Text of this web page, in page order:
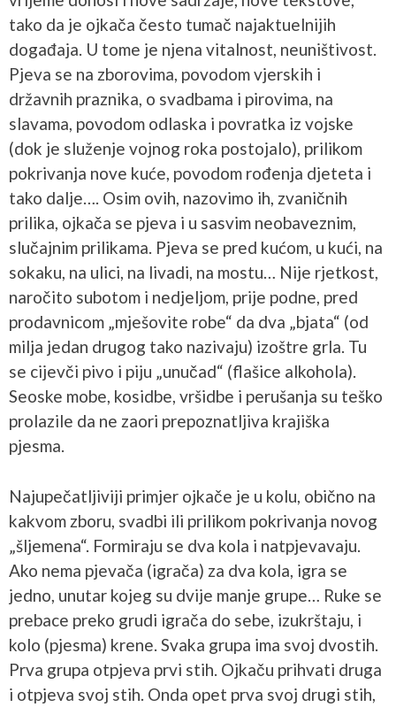
tako da je ojkača često tumač najaktuelnijih
događaja. U tome je njena vitalnost, neuništivost.
Pjeva se na zborovima, povodom vjerskih i
državnih praznika, o svadbama i pirovima, na
slavama, povodom odlaska i povratka iz vojske
(dok je služenje vojnog roka postojalo), prilikom
pokrivanja nove kuće, povodom rođenja djeteta i
tako dalje…. Osim ovih, nazovimo ih, zvaničnih
prilika, ojkača se pjeva i u sasvim neobaveznim,
slučajnim prilikama. Pjeva se pred kućom, u kući, na
sokaku, na ulici, na livadi, na mostu… Nije rjetkost,
naročito subotom i nedjeljom, prije podne, pred
prodavnicom „mješovite robe“ da dva „bjata“ (od
milja jedan drugog tako nazivaju) izoštre grla. Tu
se cijevči pivo i piju „unučad“ (flašice alkohola).
Seoske mobe, kosidbe, vršidbe i perušanja su teško
prolazile da ne zaori prepoznatljiva krajiška
pjesma.
Najupečatljiviji primjer ojkače je u kolu, obično na
kakvom zboru, svadbi ili prilikom pokrivanja novog
„šljemena“. Formiraju se dva kola i natpjevavaju.
Ako nema pjevača (igrača) za dva kola, igra se
jedno, unutar kojeg su dvije manje grupe… Ruke se
prebace preko grudi igrača do sebe, izukrštaju, i
kolo (pjesma) krene. Svaka grupa ima svoj dvostih.
Prva grupa otpjeva prvi stih. Ojkaču prihvati druga
i otpjeva svoj stih. Onda opet prva svoj drugi stih,